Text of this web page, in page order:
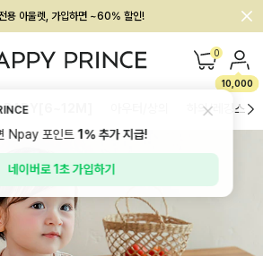
멤버십 최대 28,000원 혜택
0
10,000
BABY[6~12M] 하의/레깅스
Npay 포인트1%추가 지급!
네이버로 1초 가입하기